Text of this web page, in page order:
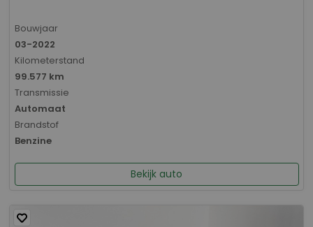
Bouwjaar
03-2022
Kilometerstand
99.577 km
Transmissie
Automaat
Brandstof
Benzine
Bekijk auto